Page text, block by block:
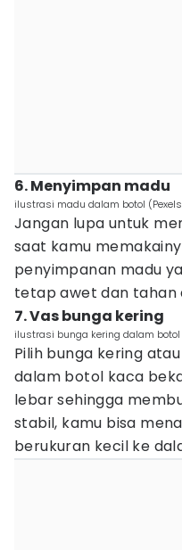
6. Menyimpan madu
ilustrasi madu dalam botol
Jangan lupa untuk
saat kamu
penyimpanan madu
tetap awet dan tahan
7. Vas bunga kering
ilustrasi bunga kering dalam botol
Pilih bunga kering
dalam botol kaca
lebar sehingga
stabil, kamu bisa
berukuran kecil ke